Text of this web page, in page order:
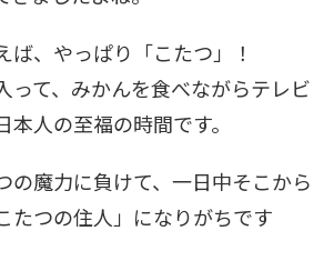
ば、やっぱり「こたつ」！
って、みかんを食べながらテレビ
人の至福の時間です。
の魔力に負けて、一日中そこから
たつの住人」になりがちです